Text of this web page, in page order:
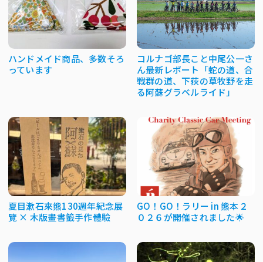
ハンドメイド商品、多数そろ
っています
コルナゴ部長こと中尾公一さ
ん最新レポート「蛇の道、合
戦群の道、下荻の草牧野を走
る阿蘇グラベルライド」
夏目漱石來熊130週年紀念展
覽 × 木版畫書籤手作體驗
GO！GO！ラリー in 熊本２
０２６が開催されました🌟